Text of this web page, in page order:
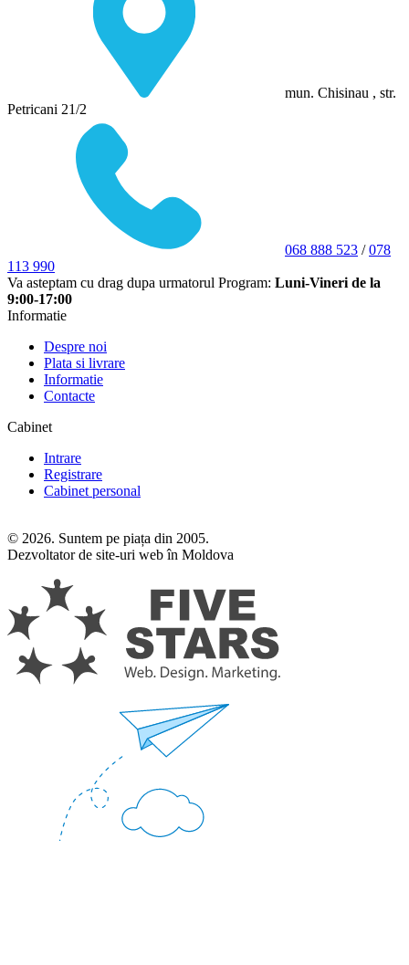
mun. Chisinau , str.
Petricani 21/2
068 888 523 /078
113 990
Va asteptam cu drag dupa urmatorul Program: Luni-Vineri de la
9:00-17:00
Informatie
Despre noi
Plata si livrare
Informatie
Contacte
Cabinet
Intrare
Registrare
Cabinet personal
© 2026. Suntem pe piața din 2005.
Dezvoltator de site-uri web în Moldova